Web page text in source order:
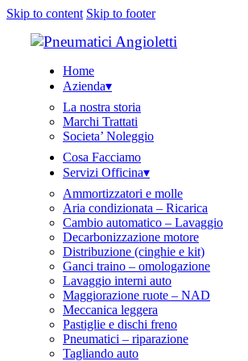
Skip to content Skip to footer
Home
Azienda▾
La nostra storia
Marchi Trattati
Societa’ Noleggio
Cosa Facciamo
Servizi Officina▾
Ammortizzatori e molle
Aria condizionata – Ricarica
Cambio automatico – Lavaggio
Decarbonizzazione motore
Distribuzione (cinghie e kit)
Ganci traino – omologazione
Lavaggio interni auto
Maggiorazione ruote – NAD
Meccanica leggera
Pastiglie e dischi freno
Pneumatici – riparazione
Tagliando auto